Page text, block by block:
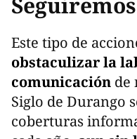
Este tipo de
obstaculizar la
comunicación de
Siglo de Durango
coberturas